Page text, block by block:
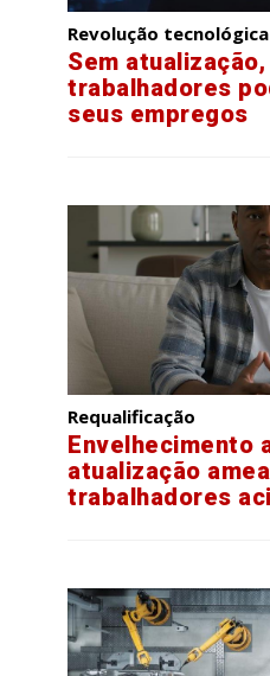
Revolução tecnológica
Sem
trabalhadores
seus empregos
Requalificação
Envelhecimento
atualização
trabalhadores